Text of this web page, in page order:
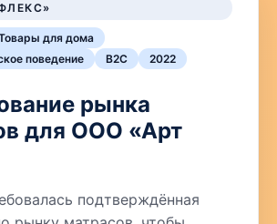
для дома
поведение
B2C 2022
рынка
для ООО «Арт
подтверждённая